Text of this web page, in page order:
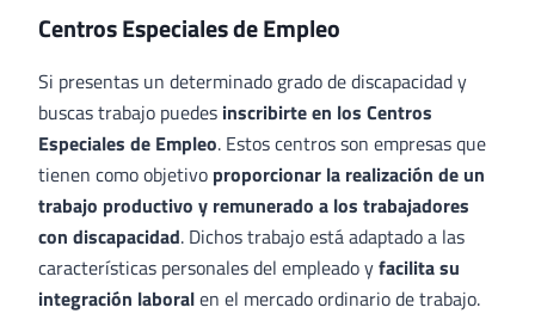
Centros Especiales de Empleo
Si presentas un determinado grado de discapacidad y
buscas trabajo puedes inscribirte en los Centros
Especiales de Empleo. Estos centros son empresas que
tienen como objetivo proporcionar la realización de un
trabajo productivo y remunerado a los trabajadores
con discapacidad. Dichos trabajo está adaptado a las
características personales del empleado yfacilita su
integración laboralen el mercado ordinario de trabajo.